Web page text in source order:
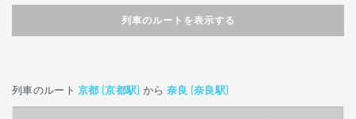
列車のルートを表示する
列車のルート京都 (京都駅) から 奈良 (奈良駅)